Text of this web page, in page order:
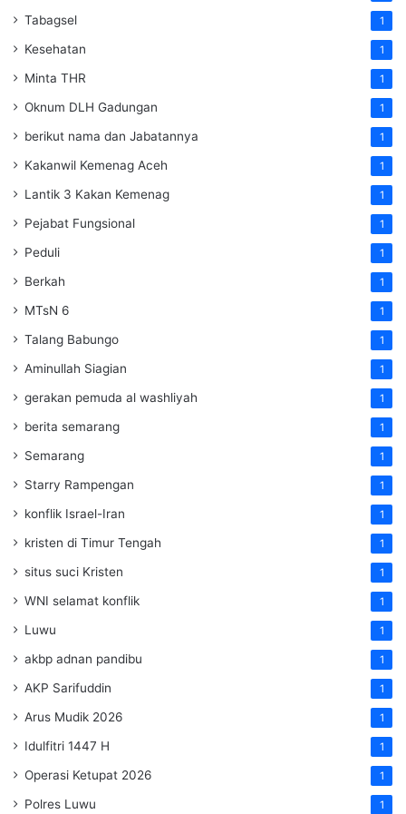
Tabagsel 1
Kesehatan 1
Minta THR 1
Oknum DLH Gadungan 1
berikut nama dan Jabatannya 1
Kakanwil Kemenag Aceh 1
Lantik 3 Kakan Kemenag 1
Pejabat Fungsional 1
Peduli 1
Berkah 1
MTsN 6 1
Talang Babungo 1
Aminullah Siagian 1
gerakan pemuda al washliyah 1
berita semarang 1
Semarang 1
Starry Rampengan 1
konflik Israel-Iran 1
kristen di Timur Tengah 1
situs suci Kristen 1
WNI selamat konflik 1
Luwu 1
akbp adnan pandibu 1
AKP Sarifuddin 1
Arus Mudik 2026 1
Idulfitri 1447 H 1
Operasi Ketupat 2026 1
Polres Luwu 1